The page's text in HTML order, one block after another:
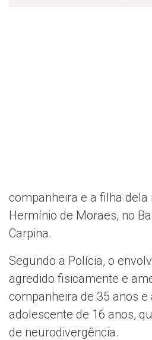
companheira e a filha dela
Hermínio de Moraes, no
Carpina.
Segundo a Polícia, o
agredido fisicamente e
companheira de 35 anos
adolescente de 16 anos,
de neurodivergência.